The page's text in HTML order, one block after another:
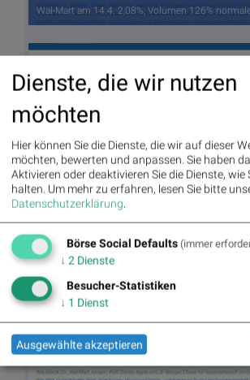
Wal-Mart am 14.4. 2,08%, Volumen 126%
McDonalds am 14.4. 1,99%, Volumen 108%
Dienste, die wir nutzen
möchten
Hier können Sie die Dienste, die wir auf dieser
möchten, bewerten und anpassen. Sie haben
Aktivieren oder deaktivieren Sie die Dienste, wie
halten. Um mehr zu erfahren, lesen Sie bitte
Datenschutzerklärung.
Börse Social Defaults (immer
↓ 2 Dienste
Besucher-Statistiken
↓ 1 Dienst
Ausgewählte akzeptieren